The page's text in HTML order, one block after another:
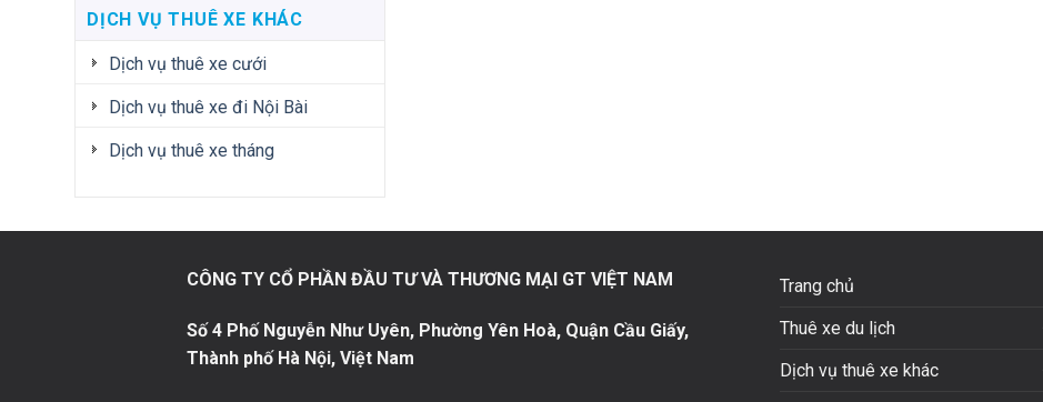
DỊCH VỤ THUÊ XE KHÁC
Dịch vụ thuê xe cưới
Dịch vụ thuê xe đi Nội Bài
Dịch vụ thuê xe tháng
CÔNG TY CỔ PHẦN ĐẦU TƯ VÀ THƯƠNG MẠI GT VIỆT NAM
Số 4 Phố Nguyễn Như Uyên, Phường Yên Hoà, Quận Cầu Giấy,
Thành phố Hà Nội, Việt Nam
Trang chủ
Thuê xe du lịch
Dịch vụ thuê xe khác